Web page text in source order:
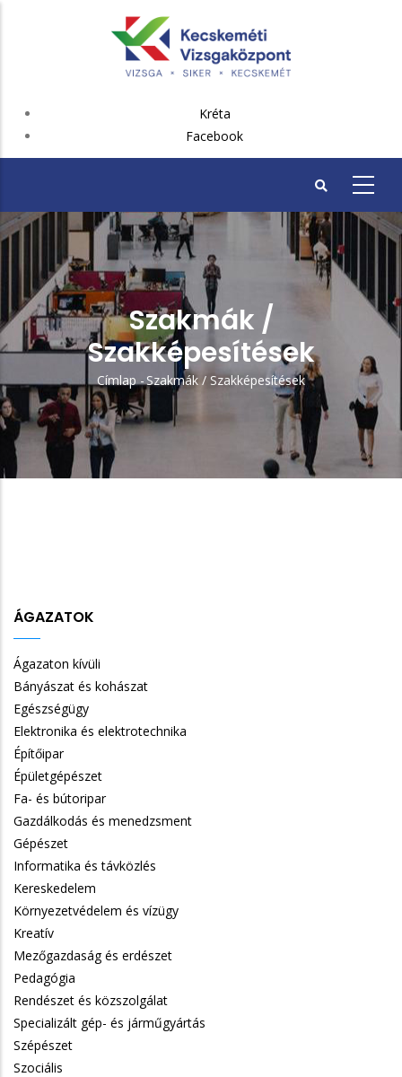
FEJLÉC
Kréta
Facebook
Szakmák /
Szakképesítések
Morzsa
Címlap - Szakmák / Szakképesítések
ÁGAZATOK
Ágazaton kívüli
Bányászat és kohászat
Egészségügy
Elektronika és elektrotechnika
Építőipar
Épületgépészet
Fa- és bútoripar
Gazdálkodás és menedzsment
Gépészet
Informatika és távközlés
Kereskedelem
Környezetvédelem és vízügy
Kreatív
Mezőgazdaság és erdészet
Pedagógia
Rendészet és közszolgálat
Specializált gép- és járműgyártás
Szépészet
Szociális